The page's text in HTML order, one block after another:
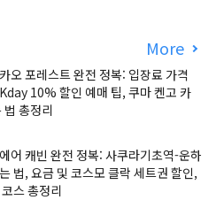
More
오 포레스트 완전 정복: 입장료 가격
10% 할인 예매 팁, 쿠마 켄고 카
법 총정리
어 캐빈 완전 정복: 사쿠라기초역-운하
법, 요금 및 코스모 클락 세트권 할인,
스 총정리